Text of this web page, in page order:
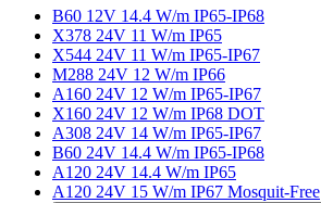
B60 12V 14.4 W/m IP65-IP68
X378 24V 11 W/m IP65
X544 24V 11 W/m IP65-IP67
M288 24V 12 W/m IP66
A160 24V 12 W/m IP65-IP67
X160 24V 12 W/m IP68 DOT
A308 24V 14 W/m IP65-IP67
B60 24V 14.4 W/m IP65-IP68
A120 24V 14.4 W/m IP65
A120 24V 15 W/m IP67 Mosquit-Free